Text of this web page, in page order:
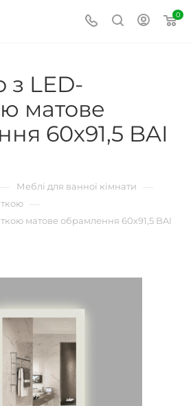
0
з LED-
матове
60х91,5 BAI
Меблі для ванної кімнати
матове обрамлення 60х91,5 BAI